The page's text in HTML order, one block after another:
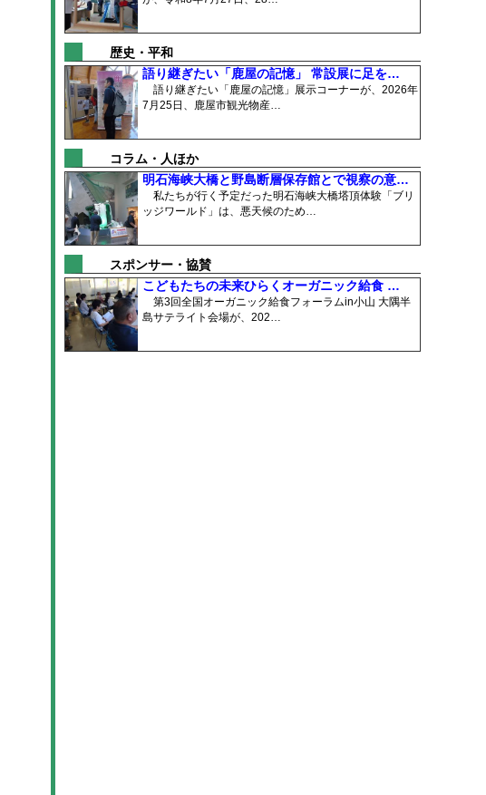
歴史・平和
語り継ぎたい「鹿屋の記憶」 常設展に足を…
語り継ぎたい「鹿屋の記憶」展示コーナーが、2026年
7月25日、鹿屋市観光物産…
コラム・人ほか
明石海峡大橋と野島断層保存館とで視察の意…
私たちが行く予定だった明石海峡大橋塔頂体験「ブリ
ッジワールド」は、悪天候のため…
スポンサー・協賛
こどもたちの未来ひらくオーガニック給食 …
第3回全国オーガニック給食フォーラムin小山 大隅半
島サテライト会場が、202…